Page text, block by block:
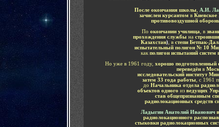
После окончания школы
А.И.
зачислен курсантом в Киевское
противовоздушной
По окончании училища , в
прохождения службы на
Казахстан), встепи Бетпак-
испытательный полигон № 10
как полигон испытаний систем
Но уже в 1961 году, хорошо подготовленный
переведёнв
исследовательский институт
затем 33 года работы , с 1961
до Начальника отдела
объектов одного из ведущих
став общепризнанным
радиолокационных средств
Ладыгин Анатолий Иванович
радиолокационного
стыковки радиолокационных